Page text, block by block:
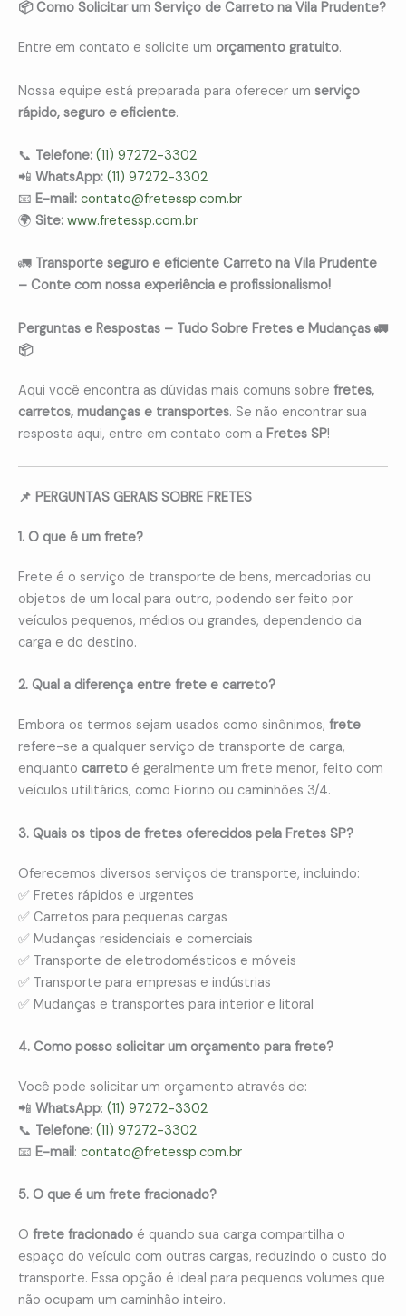
📦 Como Solicitar um Serviço de Carreto na Vila Prudente?
Entre em contato e solicite um orçamento gratuito.
Nossa equipe está preparada para oferecer um serviço
rápido, seguro e eficiente.
📞 Telefone: (11) 97272-3302
📲 WhatsApp: (11) 97272-3302
📧 E-mail: contato@fretessp.com.br
🌍 Site: www.fretessp.com.br
🚛 Transporte seguro e eficiente Carreto na Vila Prudente
– Conte com nossa experiência e profissionalismo!
Perguntas e Respostas – Tudo Sobre Fretes e Mudanças 🚛
📦
Aqui você encontra as dúvidas mais comuns sobre fretes,
carretos, mudanças e transportes. Se não encontrar sua
resposta aqui, entre em contato com a Fretes SP!
📌 PERGUNTAS GERAIS SOBRE FRETES
1. O que é um frete?
Frete é o serviço de transporte de bens, mercadorias ou
objetos de um local para outro, podendo ser feito por
veículos pequenos, médios ou grandes, dependendo da
carga e do destino.
2. Qual a diferença entre frete e carreto?
Embora os termos sejam usados como sinônimos, frete
refere-se a qualquer serviço de transporte de carga,
enquanto carreto é geralmente um frete menor, feito com
veículos utilitários, como Fiorino ou caminhões 3/4.
3. Quais os tipos de fretes oferecidos pela Fretes SP?
Oferecemos diversos serviços de transporte, incluindo:
✅ Fretes rápidos e urgentes
✅ Carretos para pequenas cargas
✅ Mudanças residenciais e comerciais
✅ Transporte de eletrodomésticos e móveis
✅ Transporte para empresas e indústrias
✅ Mudanças e transportes para interior e litoral
4. Como posso solicitar um orçamento para frete?
Você pode solicitar um orçamento através de:
📲 WhatsApp: (11) 97272-3302
📞 Telefone: (11) 97272-3302
📧 E-mail: contato@fretessp.com.br
5. O que é um frete fracionado?
O frete fracionado é quando sua carga compartilha o
espaço do veículo com outras cargas, reduzindo o custo do
transporte. Essa opção é ideal para pequenos volumes que
não ocupam um caminhão inteiro.